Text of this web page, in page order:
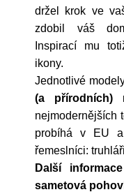
držel krok ve
zdobil váš
Inspirací mu
ikony.
Jednotlivé
(a přírodních)
nejmodernějších
probíhá v EU
řemeslníci:
Další
sametová